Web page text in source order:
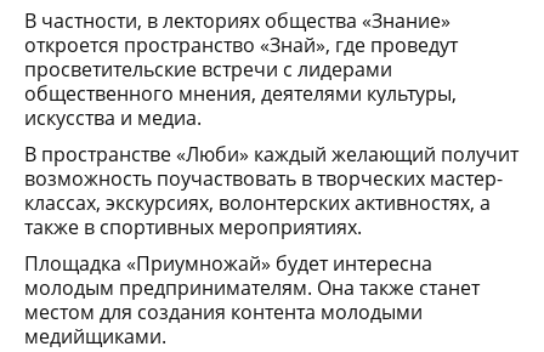
В частности, в лекториях общества «Знание»
откроется пространство «Знай», где проведут
просветительские встречи с лидерами
общественного мнения, деятелями культуры,
искусства и медиа.
В пространстве «Люби» каждый желающий получит
возможность поучаствовать в творческих мастер-
классах, экскурсиях, волонтерских активностях, а
также в спортивных мероприятиях.
Площадка «Приумножай» будет интересна
молодым предпринимателям. Она также станет
местом для создания контента молодыми
медийщиками.